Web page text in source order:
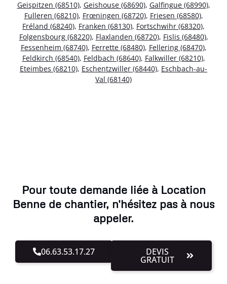
Geispitzen (68510), Geishouse (68690), Galfingue (68990),
Fulleren (68210), Frœningen (68720), Friesen (68580),
Fréland (68240), Franken (68130), Fortschwihr (68320),
Folgensbourg (68220), Flaxlanden (68720), Fislis (68480),
Fessenheim (68740), Ferrette (68480), Fellering (68470),
Feldkirch (68540), Feldbach (68640), Falkwiller (68210),
Eteimbes (68210), Eschentzwiller (68440), Eschbach-au-
Val (68140)
Pour toute demande liée à Location
Benne de chantier, n'hésitez pas à nous
appeler.
06.63.53.17.27 DEVIS
GRATUIT